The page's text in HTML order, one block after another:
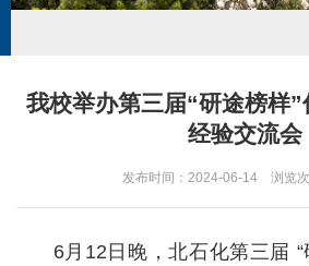
我校举办第三届“研途榜样
经验交流会
发布时间：2024-06-14 浏览次
6月12日晚，北石化第三届 “